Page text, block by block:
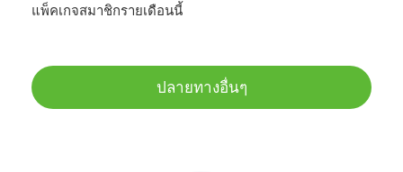
แพ็คเกจสมาชิกรายเดือนนี้
ปลายทางอื่นๆ